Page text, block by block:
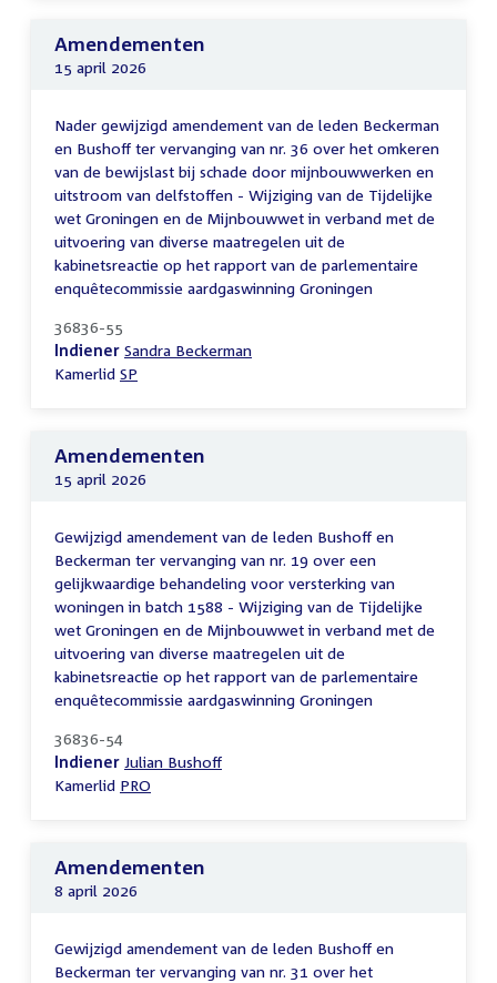
Amendementen
15 april 2026
Nader gewijzigd amendement van de leden Beckerman
en Bushoff ter vervanging van nr. 36 over het omkeren
van de bewijslast bij schade door mijnbouwwerken en
uitstroom van delfstoffen - Wijziging van de Tijdelijke
wet Groningen en de Mijnbouwwet in verband met de
uitvoering van diverse maatregelen uit de
kabinetsreactie op het rapport van de parlementaire
enquêtecommissie aardgaswinning Groningen
36836-55
Indiener Sandra Beckerman
Kamerlid SP
Amendementen
15 april 2026
Gewijzigd amendement van de leden Bushoff en
Beckerman ter vervanging van nr. 19 over een
gelijkwaardige behandeling voor versterking van
woningen in batch 1588 - Wijziging van de Tijdelijke
wet Groningen en de Mijnbouwwet in verband met de
uitvoering van diverse maatregelen uit de
kabinetsreactie op het rapport van de parlementaire
enquêtecommissie aardgaswinning Groningen
36836-54
Indiener Julian Bushoff
Kamerlid PRO
Amendementen
8 april 2026
Gewijzigd amendement van de leden Bushoff en
Beckerman ter vervanging van nr. 31 over het